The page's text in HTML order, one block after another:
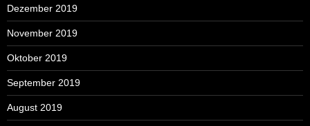
Dezember 2019
November 2019
Oktober 2019
September 2019
August 2019